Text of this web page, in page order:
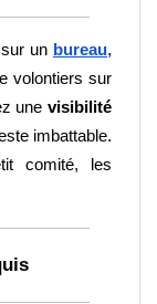
un bureau,
volontiers sur
une visibilité
imbattable.